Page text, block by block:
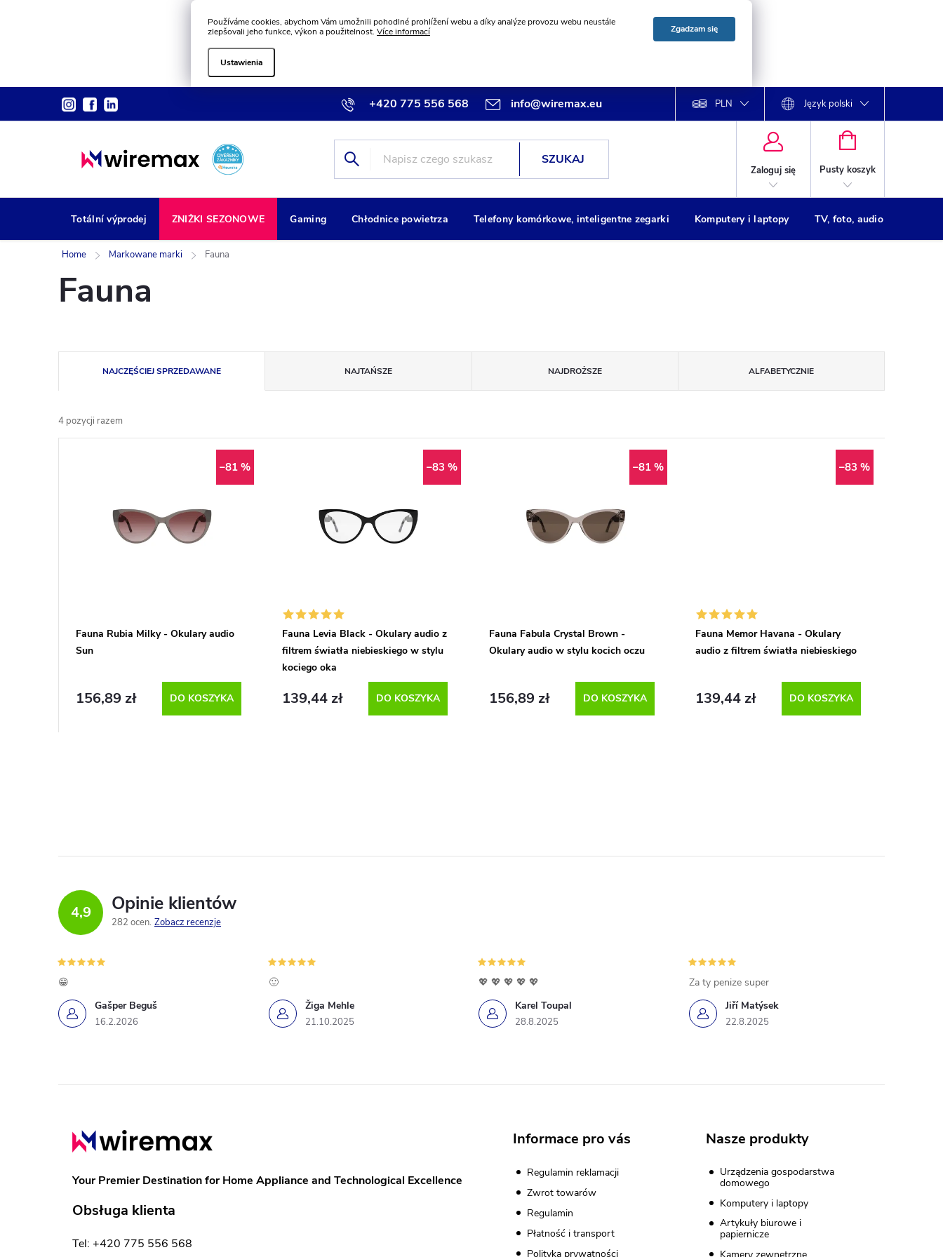
Používáme cookies, abychom Vám umožnili pohodlné prohlížení webu a díky analýze provozu webu neustále
zlepšovali jeho funkce, výkon a použitelnost. Více informací
Ustawienia
Zgadzam się
+420 775 556 568 info@wiremax.eu PLN Język polski
SZUKAJ
Zaloguj się
KOSZYK
Pusty koszyk
Totální výprodej ZNIŻKI SEZONOWE Gaming Chłodnice powietrza Telefony komórkowe, inteligentne zegarki Komputery i laptopy TV, foto, audio
Home Markowane marki Fauna
Fauna
o
r
u
k
t
ó
w
NAJCZĘŚCIEJ SPRZEDAWANE NAJTAŃSZE NAJDROŻSZE ALFABETYCZNIE
4 pozycji razem
d
w
–81 %
Fauna Rubia Milky - Okulary audio
Sun
156,89 zł DO KOSZYKA
–83 %
Fauna Levia Black - Okulary audio z
filtrem światła niebieskiego w stylu
kociego oka
139,44 zł DO KOSZYKA
–81 %
Fauna Fabula Crystal Brown -
Okulary audio w stylu kocich oczu
156,89 zł DO KOSZYKA
–83 %
Fauna Memor Havana - Okulary
audio z filtrem światła niebieskiego
139,44 zł DO KOSZYKA
r
o
l
k
i
s
4,9 Opinie klientów
282 ocen Zobacz recenzje
Gašper Beguš
16.2.2026
😁
Žiga Mehle
21.10.2025
🙂
Karel Toupal
28.8.2025
💖 💖 💖 💖 💖
Jiří Matýsek
22.8.2025
Za ty penize super
Your Premier Destination for Home Appliance and Technological Excellence
Obsługa klienta
Tel: +420 775 556 568
Informace pro vás
Regulamin reklamacji
Zwrot towarów
Regulamin
Płatność i transport
Polityka prywatności
Nasze produkty
Urządzenia gospodarstwa
domowego
Komputery i laptopy
Artykuły biurowe i
papiernicze